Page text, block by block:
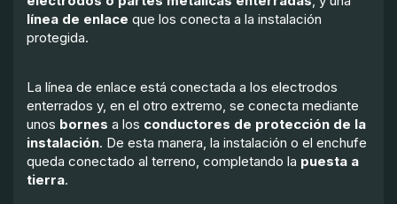
línea de enlace que los conecta a la instalación
protegida.
La línea de enlace está conectada a los electrodos
enterrados y, en el otro extremo, se conecta mediante
unos bornes a los conductores de protección de la
instalación. De esta manera, la instalación o el enchufe
queda conectado al terreno, completando la puesta a
tierra.